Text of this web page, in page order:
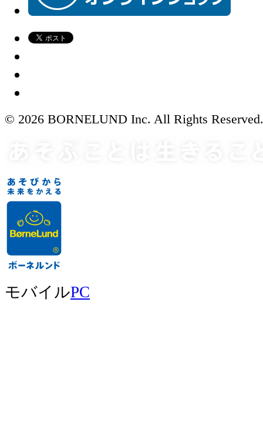
© 2026 BORNELUND Inc. All Rights Reserved.
モバイルPC